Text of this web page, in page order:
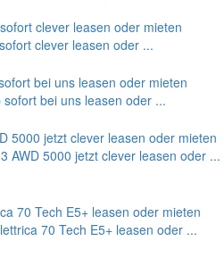
clever leasen oder ...
bei uns leasen oder ...
AWD 5000 jetzt clever leasen oder ...
70 Tech E5+ leasen oder ...